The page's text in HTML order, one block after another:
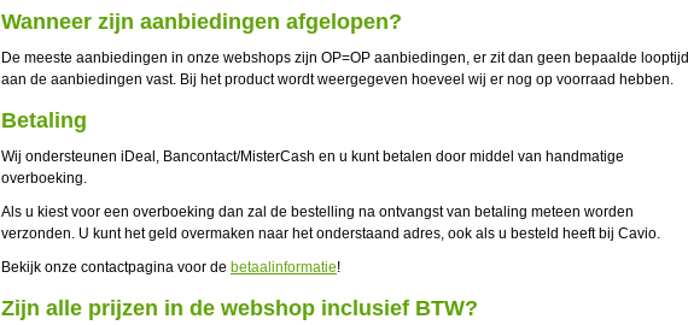
Wanneer zijn aanbiedingen afgelopen?
De meeste aanbiedingen in onze webshops zijn OP=OP aanbiedingen, er zit dan geen bepaalde looptijd
aan de aanbiedingen vast. Bij het product wordt weergegeven hoeveel wij er nog op voorraad hebben.
Betaling
Wij ondersteunen iDeal, Bancontact/MisterCash en u kunt betalen door middel van handmatige
overboeking.
Als u kiest voor een overboeking dan zal de bestelling na ontvangst van betaling meteen worden
verzonden. U kunt het geld overmaken naar het onderstaand adres, ook als u besteld heeft bij Cavio.
Bekijk onze contactpagina voor de betaalinformatie!
Zijn alle prijzen in de webshop inclusief BTW?